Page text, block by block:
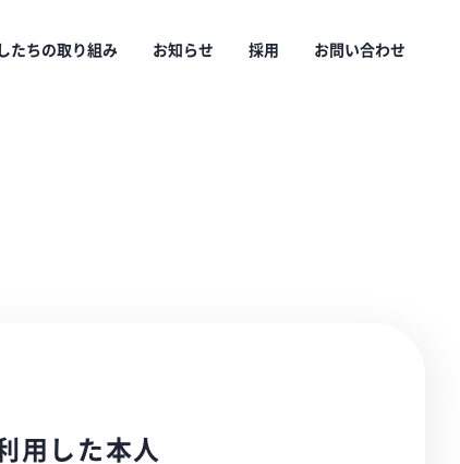
たちの取り組み お知らせ 採用 お問い合わせ
用した本人